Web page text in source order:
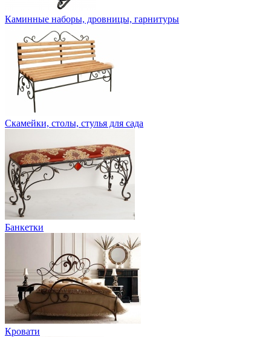
Каминные наборы, дровницы, гарнитуры
Скамейки, столы, стулья для сада
Банкетки
Кровати